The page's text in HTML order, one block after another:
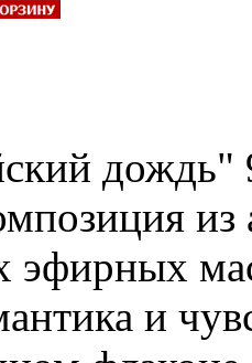
дождь"
из
эфирных
и